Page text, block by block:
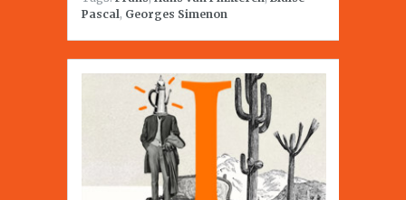
Pascal, Georges Simenon